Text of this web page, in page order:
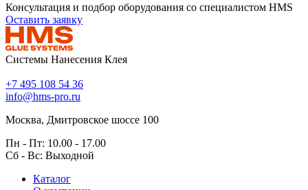
Консультация и подбор оборудования со специалистом HMS
Оставить заявку
Системы Нанесения Клея
+7 495 108 54 36
info@hms-pro.ru
Москва, Дмитровское шоссе 100
Пн - Пт: 10.00 - 17.00
Сб - Вс: Выходной
Каталог